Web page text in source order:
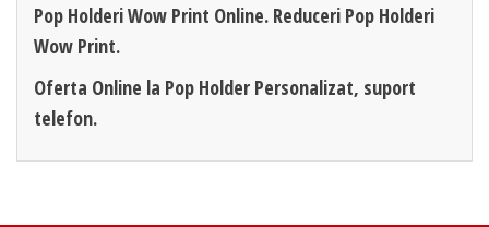
Pop Holderi Wow Print Online. Reduceri Pop Holderi
Wow Print.
Oferta Online la Pop Holder Personalizat, suport
telefon.